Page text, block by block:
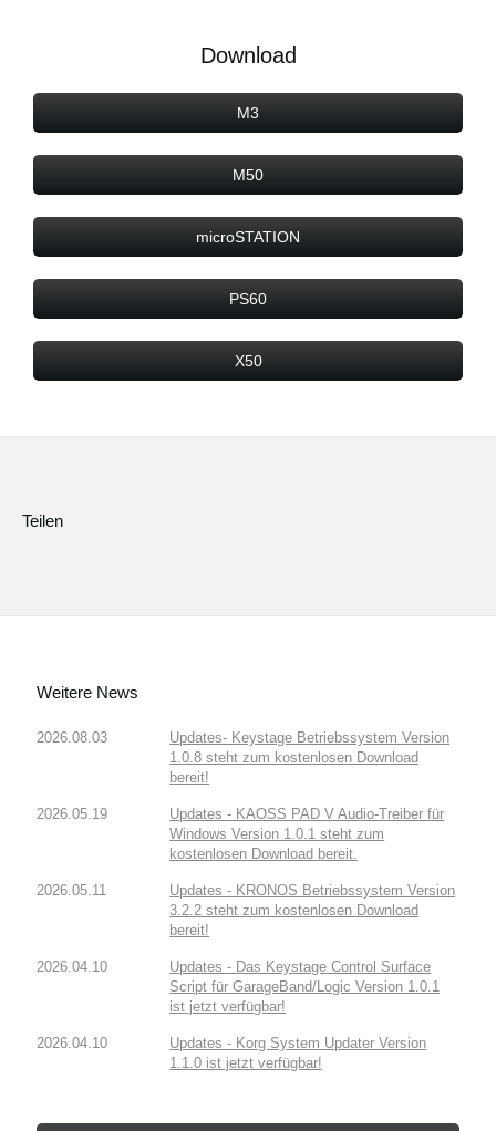
Download
M3
M50
microSTATION
PS60
X50
Teilen
Weitere News
2026.08.03
Updates- Keystage Betriebssystem Version
1.0.8 steht zum kostenlosen Download
bereit!
2026.05.19
Updates - KAOSS PAD V Audio-Treiber für
Windows Version 1.0.1 steht zum
kostenlosen Download bereit.
2026.05.11
Updates - KRONOS Betriebssystem Version
3.2.2 steht zum kostenlosen Download
bereit!
2026.04.10
Updates - Das Keystage Control Surface
Script für GarageBand/Logic Version 1.0.1
ist jetzt verfügbar!
2026.04.10
Updates - Korg System Updater Version
1.1.0 ist jetzt verfügbar!